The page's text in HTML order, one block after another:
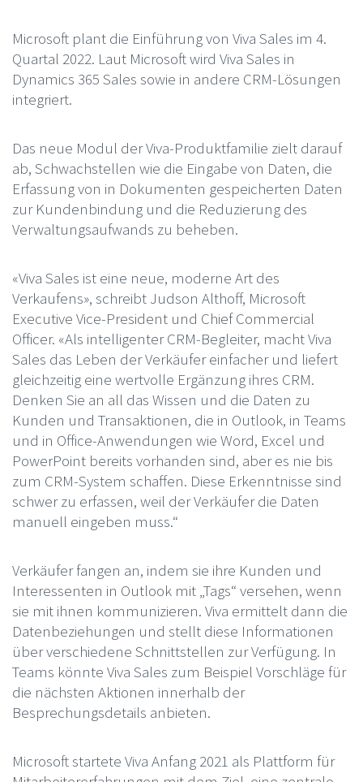
Microsoft plant die Einführung von Viva Sales im 4.
Quartal 2022. Laut Microsoft wird Viva Sales in
Dynamics 365 Sales sowie in andere CRM-Lösungen
integriert.
Das neue Modul der Viva-Produktfamilie zielt darauf
ab, Schwachstellen wie die Eingabe von Daten, die
Erfassung von in Dokumenten gespeicherten Daten
zur Kundenbindung und die Reduzierung des
Verwaltungsaufwands zu beheben.
«Viva Sales ist eine neue, moderne Art des
Verkaufens», schreibt Judson Althoff, Microsoft
Executive Vice-President und Chief Commercial
Officer. «Als intelligenter CRM-Begleiter, macht Viva
Sales das Leben der Verkäufer einfacher und liefert
gleichzeitig eine wertvolle Ergänzung ihres CRM.
Denken Sie an all das Wissen und die Daten zu
Kunden und Transaktionen, die in Outlook, in Teams
und in Office-Anwendungen wie Word, Excel und
PowerPoint bereits vorhanden sind, aber es nie bis
zum CRM-System schaffen. Diese Erkenntnisse sind
schwer zu erfassen, weil der Verkäufer die Daten
manuell eingeben muss.“
Verkäufer fangen an, indem sie ihre Kunden und
Interessenten in Outlook mit „Tags“ versehen, wenn
sie mit ihnen kommunizieren. Viva ermittelt dann die
Datenbeziehungen und stellt diese Informationen
über verschiedene Schnittstellen zur Verfügung. In
Teams könnte Viva Sales zum Beispiel Vorschläge für
die nächsten Aktionen innerhalb der
Besprechungsdetails anbieten.
Microsoft startete Viva Anfang 2021 als Plattform für